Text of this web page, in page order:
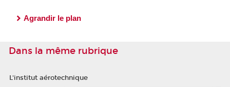
Agrandir le plan
Dans la même rubrique
L'institut aérotechnique